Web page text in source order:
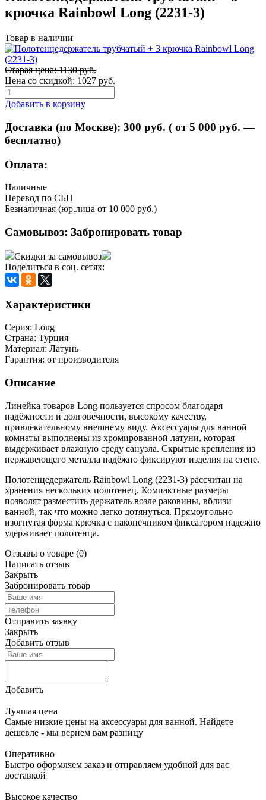
крючка Rainbowl Long (2231-3)
Товар в наличии
Старая цена: 1130 руб.
Цена со скидкой: 1027 руб.
Добавить в корзину
Доставка (по Москве): 300 руб. ( от 5 000 руб. —
бесплатно)
Оплата:
Наличные
Перевод по СБП
Безналичная (юр.лица от 10 000 руб.)
Самовывоз: Забронировать товар
Скидки за самовывоз
Поделиться в соц. сетях:
Характеристики
Серия: Long
Страна: Турция
Материал: Латунь
Гарантия: от производителя
Описание
Линейка товаров Long пользуется спросом благодаря
надёжности и долговечности, высокому качеству,
привлекательному внешнему виду. Аксессуары для ванной
комнаты выполнены из хромированной латуни, которая
выдерживает влажную среду санузла. Скрытые крепления из
нержавеющего металла надёжно фиксируют изделия на стене.
Полотенцедержатель Rainbowl Long (2231-3) рассчитан на
хранения нескольких полотенец. Компактные размеры
позволят разместить держатель возле раковины, вблизи
ванной, так что можно легко дотянуться. Прямоугольно
изогнутая форма крючка с наконечником фиксатором надежно
удерживает полотенца.
Отзывы о товаре (0)
Написать отзыв
Закрыть
Забронировать товар
Отправить заявку
Закрыть
Добавить отзыв
Добавить
Лучшая цена
Самые низкие цены на аксессуары для ванной. Найдете
дешевле - мы вернем вам разницу
Оперативно
Быстро оформляем заказ и отправляем удобной для вас
доставкой
Высокое качество